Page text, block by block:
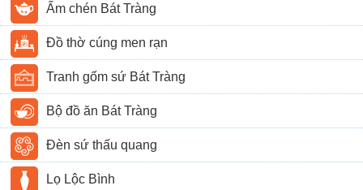
Ấm chén Bát Tràng
Đồ thờ cúng men rạn
Tranh gốm sứ Bát Tràng
Bộ đồ ăn Bát Tràng
Đèn sứ thấu quang
Lọ Lộc Bình